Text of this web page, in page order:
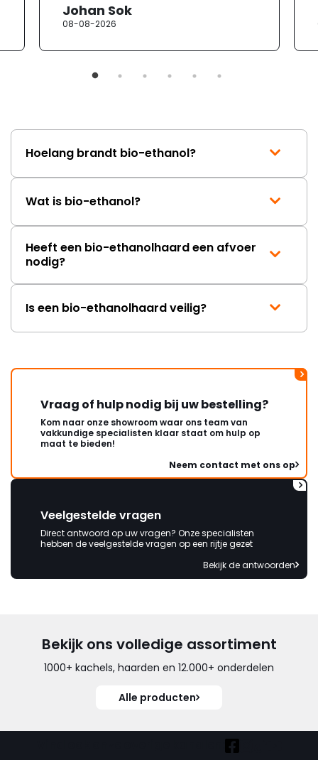
Johan Sok
08-08-2026
Hoelang brandt bio-ethanol?
Wat is bio-ethanol?
Heeft een bio-ethanolhaard een afvoer
nodig?
Is een bio-ethanolhaard veilig?
Vraag of hulp nodig bij uw bestelling?
Kom naar onze showroom waar ons team van
vakkundige specialisten klaar staat om hulp op
maat te bieden!
Neem contact met ons op
Veelgestelde vragen
Direct antwoord op uw vragen? Onze specialisten
hebben de veelgestelde vragen op een rijtje gezet
Bekijk de antwoorden
Bekijk ons volledige assortiment
1000+ kachels, haarden en 12.000+ onderdelen
Alle producten